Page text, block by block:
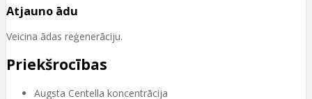
Atjauno ādu
Veicina ādas reģenerāciju.
Priekšrocības
Augsta Centella koncentrācija